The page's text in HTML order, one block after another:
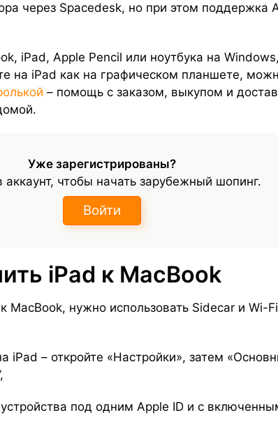
через Spacedesk, но при этом поддержка
iPad, Apple Pencil или ноутбука на
на iPad как на графическом планшете,
– помощь с заказом, выкупом и
Уже зарегистрированы?
аккаунт, чтобы начать зарубежный шопинг.
Войти
iPad к MacBook
MacBook, нужно использовать Sidecar и Wi-
iPad – откройте «Настройки», затем
под одним Apple ID и с